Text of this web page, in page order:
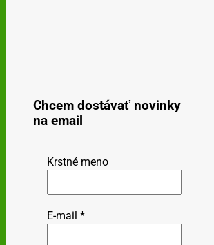
Chcem dostávať novinky
na email
Krstné meno
E-mail *